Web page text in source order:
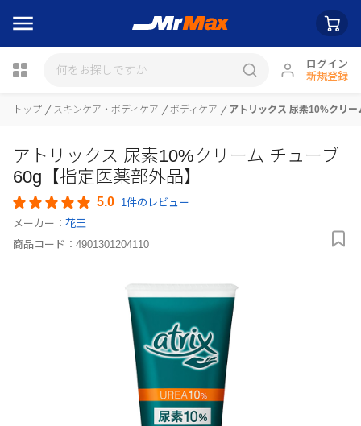
ログイン
新規登録
トップ スキンケア・ボディケア ボディケア アトリックス 尿素10%クリ
アトリックス 尿素10%クリーム チューブ
60g【指定医薬部外品】
5.0 1件のレビュー
メーカー： 花王
商品コード： 4901301204110